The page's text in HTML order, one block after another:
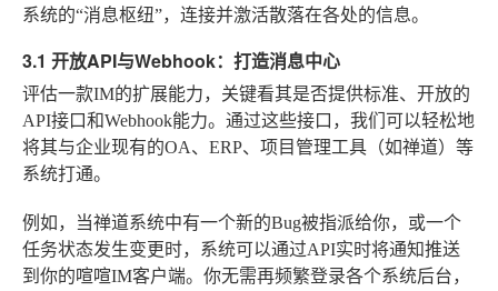
系统的“消息枢纽”，连接并激活散落在各处的信息。
3.1 开放API与Webhook：打造消息中心
评估一款IM的扩展能力，关键看其是否提供标准、开放的
API接口和Webhook能力。通过这些接口，我们可以轻松地
将其与企业现有的OA、ERP、项目管理工具（如禅道）等
系统打通。
例如，当禅道系统中有一个新的Bug被指派给你，或一个
任务状态发生变更时，系统可以通过API实时将通知推送
到你的喧喧IM客户端。你无需再频繁登录各个系统后台，